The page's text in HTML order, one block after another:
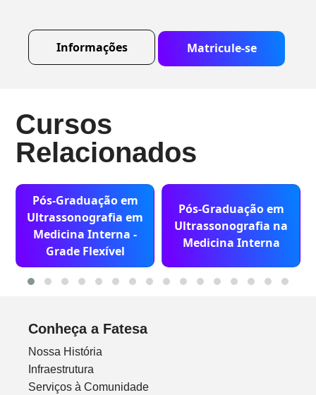
Informações Matricule-se
Cursos
Relacionados
Pós-Graduação em
Ultrassonografia em
Medicina Interna -
Grade Flexível
Pós-Graduação em
Ultrassonografia na
Medicina Interna
Conheça a Fatesa
Nossa História
Infraestrutura
Serviços à Comunidade